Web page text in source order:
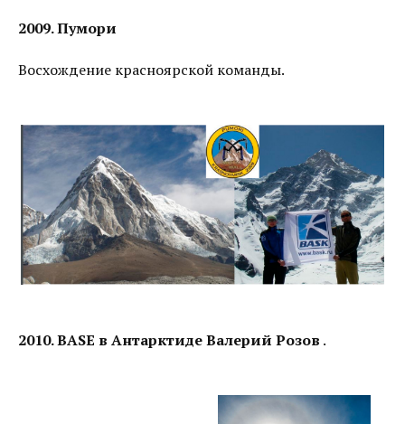
2009. Пумори
Восхождение красноярской команды.
2010. BASE в Антарктиде Валерий Розов .